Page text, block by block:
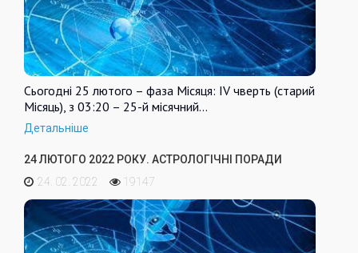
Сьогодні 25 лютого – фаза Місяця: IV чверть (старий
Місяць), з 03:20 – 25-й місячний…
Детальніше
24 ЛЮТОГО 2022 РОКУ. АСТРОЛОГІЧНІ ПОРАДИ
24. 02. 2022
19147